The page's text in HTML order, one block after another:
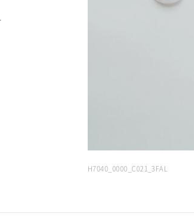
H7040_0000_C021_3FAL